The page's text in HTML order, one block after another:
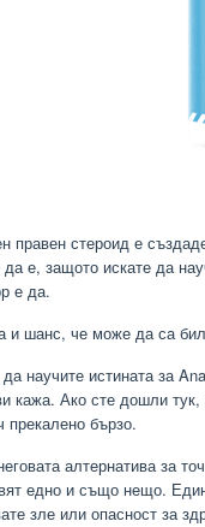
правен стероид е
е, защото искате да
е да.
и шанс, че може да са
научите истината за
кажа. Ако сте дошли
прекалено бързо.
алтернатива за
едно и също нещо.
зле или опасност за